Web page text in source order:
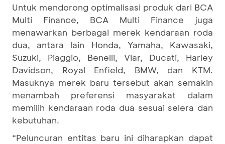
Untuk mendorong optimalisasi produk dari BCA
Multi Finance, BCA Multi Finance juga
menawarkan berbagai merek kendaraan roda
dua, antara lain Honda, Yamaha, Kawasaki,
Suzuki, Piaggio, Benelli, Viar, Ducati, Harley
Davidson, Royal Enfield, BMW, dan KTM.
Masuknya merek baru tersebut akan semakin
menambah preferensi masyarakat dalam
memilih kendaraan roda dua sesuai selera dan
kebutuhan.
“Peluncuran entitas baru ini diharapkan dapat